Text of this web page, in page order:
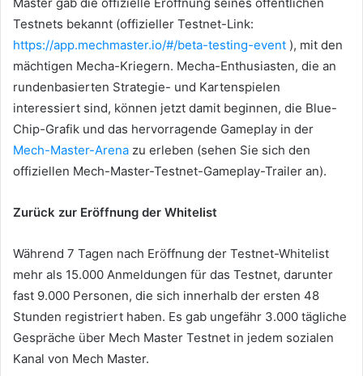
Testnets bekannt (offizieller Testnet-Link:
https://app.mechmaster.io/#/beta-testing-event ), mit den
mächtigen Mecha-Kriegern. Mecha-Enthusiasten, die an
rundenbasierten Strategie- und Kartenspielen
interessiert sind, können jetzt damit beginnen, die Blue-
Chip-Grafik und das hervorragende Gameplay in der
Mech-Master-Arena zu erleben (sehen Sie sich den
offiziellen Mech-Master-Testnet-Gameplay-Trailer an).
Zurück zur Eröffnung der Whitelist
Während 7 Tagen nach Eröffnung der Testnet-Whitelist
mehr als 15.000 Anmeldungen für das Testnet, darunter
fast 9.000 Personen, die sich innerhalb der ersten 48
Stunden registriert haben. Es gab ungefähr 3.000 tägliche
Gespräche über Mech Master Testnet in jedem sozialen
Kanal von Mech Master.